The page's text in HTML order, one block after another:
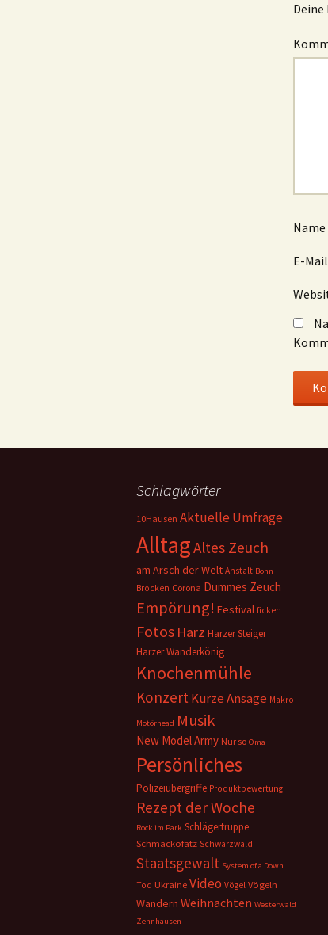
Name
E-
Schlagwörter
10Hausen Aktuelle Umfrage
AlltagAltes Zeuch
am Arsch der Welt Anstalt Bonn
Brocken Corona Dummes Zeuch
Empörung! Festival ficken
Fotos Harz Harzer Steiger
Harzer Wanderkönig
Knochenmühle
Konzert Kurze Ansage Makro
Motörhead Musik
New Model Army Nur so Oma
Persönliches
Polizeiübergriffe Produktbewertung
Rezept der Woche
Rock im Park Schlägertruppe
Schmackofatz Schwarzwald
Staatsgewalt System of a Down
Tod Ukraine Video Vögel Vögeln
Wandern Weihnachten Westerwald
Zehnhausen